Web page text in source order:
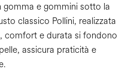
e gommini sotto la
classico Pollini, realizzata
comfort e durata si fondono
assicura praticità e